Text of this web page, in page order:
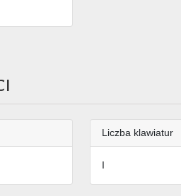
Liczba klawiatur
I